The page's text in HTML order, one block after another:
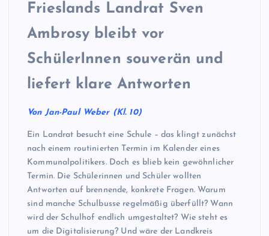
Frieslands Landrat Sven
Ambrosy bleibt vor
SchülerInnen souverän und
liefert klare Antworten
Von Jan-Paul Weber (Kl. 10)
Ein Landrat besucht eine Schule – das klingt zunächst
nach einem routinierten Termin im Kalender eines
Kommunalpolitikers. Doch es blieb kein gewöhnlicher
Termin. Die Schülerinnen und Schüler wollten
Antworten auf brennende, konkrete Fragen. Warum
sind manche Schulbusse regelmäßig überfüllt? Wann
wird der Schulhof endlich umgestaltet? Wie steht es
um die Digitalisierung? Und wäre der Landkreis